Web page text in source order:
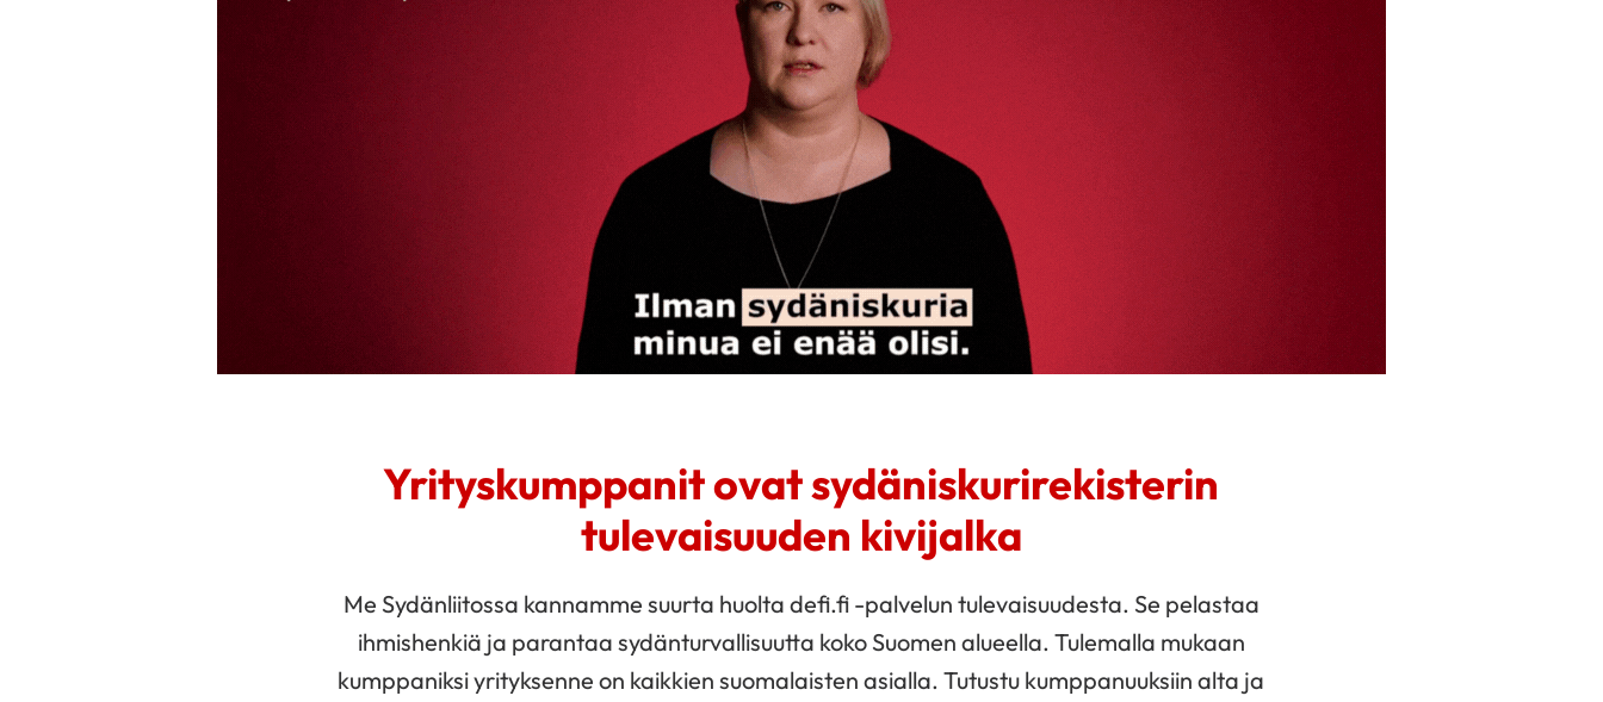
Yrityskumppanit ovat sydäniskurirekisterin
tulevaisuuden kivijalka
Me Sydänliitossa kannamme suurta huolta defi.fi -palvelun tulevaisuudesta. Se pelastaa
ihmishenkiä ja parantaa sydänturvallisuutta koko Suomen alueella. Tulemalla mukaan
kumppaniksi yrityksenne on kaikkien suomalaisten asialla. Tutustu kumppanuuksiin alta ja